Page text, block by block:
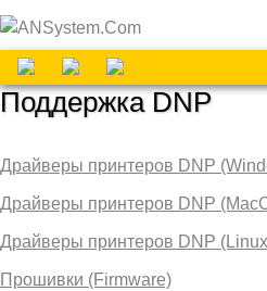
Поддержка DNP
Драйверы принтеров DNP
Драйверы принтеров DNP
Драйверы принтеров DNP
Прошивки (Firmware)